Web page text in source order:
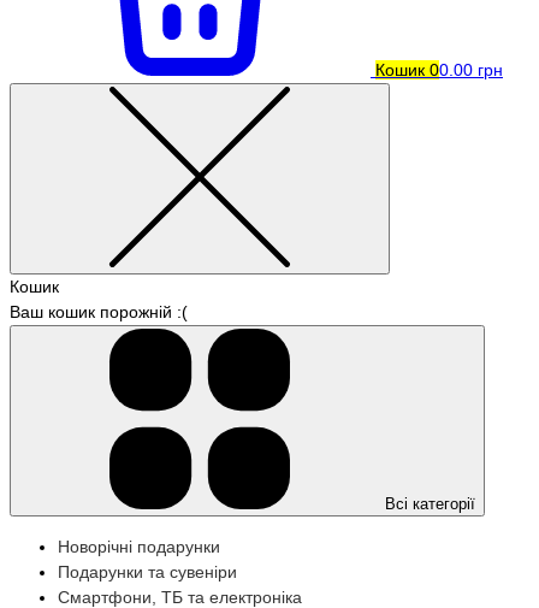
Кошик 00.00 грн
Кошик
Ваш кошик порожній :(
Всі категорії
Новорічні подарунки
Подарунки та сувеніри
Смартфони, ТБ та електроніка